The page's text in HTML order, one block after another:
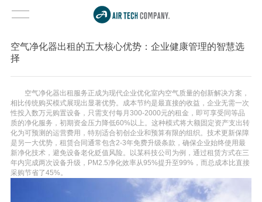
空气净化器出租的五大核心优势：企业健康管理的智慧选
择
空气净化器出租服务正成为现代企业优化室内空气质量的创新解决方案，
相比传统购买模式展现出显著优势。成本节约是最直接的收益，企业无需一次
性投入数万元购置设备，只需支付每月300-2000元的租金，即可享受同等品
质的净化服务，初期资金压力降低60%以上。这种模式将大额固定资产支出转
化为可预测的运营费用，特别适合初创企业和预算有限的组织。技术更新保障
是另一大优势，租赁合同通常包含2-3年免费升级条款，确保企业始终使用最
新净化技术，避免设备老化贬值风险。以某科技公司为例，通过租赁方式在三
年内完成两次设备升级，PM2.5净化效率从95%提升至99%，而总成本比直接
采购节省了45%。